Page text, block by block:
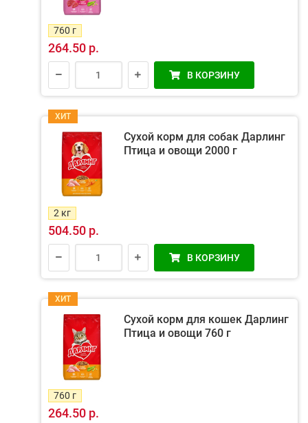
760 г
264.50 р.
В КОРЗИНУ
ХИТ
Сухой корм для собак Дарлинг
Птица и овощи 2000 г
2 кг
504.50 р.
В КОРЗИНУ
ХИТ
Сухой корм для кошек Дарлинг
Птица и овощи 760 г
760 г
264.50 р.